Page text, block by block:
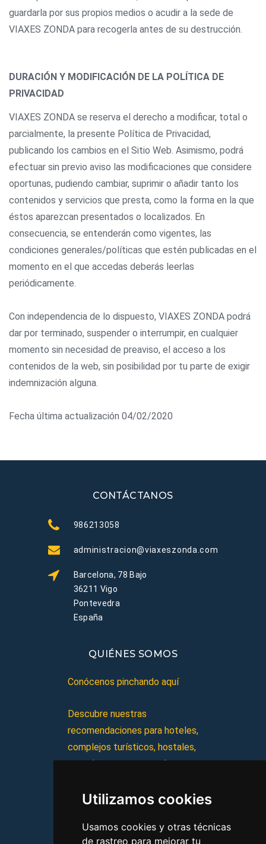
Utilizamos cookies
Usamos cookies y otras técnicas
de rastreo para mejorar tu
guardarla por sus propios medios o acudir a la sede de
VIAXES ZONDA para recogerla antes de su destrucción.
DURACIÓN Y MODIFICACIÓN DE LA POLÍTICA DE
PRIVACIDAD
VIAXES ZONDA se reserva el derecho a modificar, total o
parcialmente, la presente Política de Privacidad,
publicando los cambios en el Sitio Web. Asimismo, podrá
efectuar sin previo aviso las modificaciones que considere
oportunas, pudiendo cambiar, suprimir o añadir tanto los
contenidos y servicios que presta, como la forma en la que
éstos aparezcan presentados o localizados. En
consecuencia, se entenderán como vigentes, las
condiciones generales/políticas que estén publicadas en el
momento en el que accedas deberás leerlas
periódicamente.
Con independencia de lo dispuesto, VIAXES ZONDA podrá
dar por terminado, suspender o interrumpir, en cualquier
momento sin necesidad de preaviso, el acceso a los
contenidos de la web, sin posibilidad por tu parte de exigir
indemnización alguna.
Fecha última actualización 04/02/2020
CONTÁCTANOS
986213058
administracion@viaxeszonda.com
Barcelona, 78 Bajo
36211 Vigo
Pontevedra
España
QUIÉNES SOMOS
Conócenos pinchando aquí
Descubre nuestras
recomendaciones para hoteles,
complejos turísticos, hostales,
vacaciones, paquetes de